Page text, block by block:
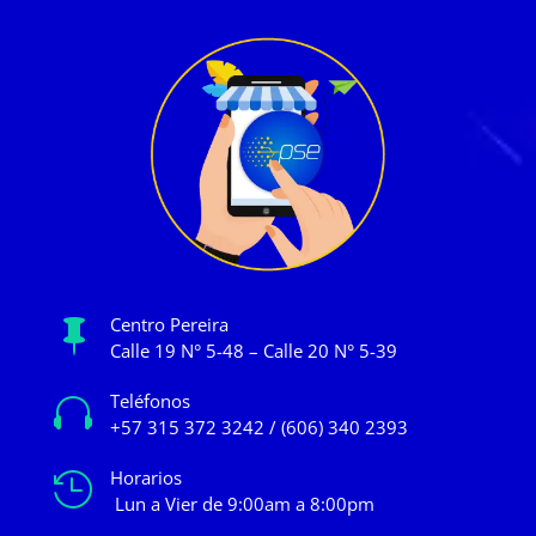

Centro Pereira
Calle 19 N° 5-48 – Calle 20 N° 5-39

Teléfonos
+57 315 372 3242 / (606) 340 2393

Horarios
Lun a Vier de 9:00am a 8:00pm